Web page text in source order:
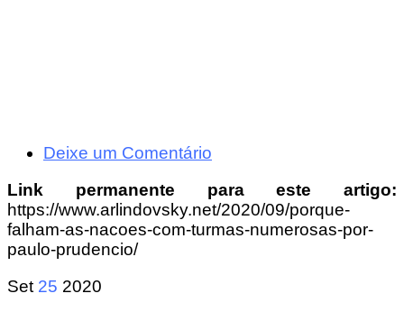
Deixe um Comentário
Link permanente para este artigo:
https://www.arlindovsky.net/2020/09/porque-
falham-as-nacoes-com-turmas-numerosas-por-
paulo-prudencio/
Set 25 2020